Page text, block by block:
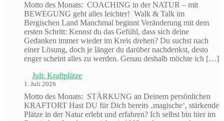
Motto des Monats: COACHING in der NATUR – mit
BEWEGUNG geht alles leichter! Walk & Talk im
Bergischen Land Manchmal beginnt Veränderung mit dem
ersten Schritt: Kennst du das Gefühl, dass sich deine
Gedanken immer wieder im Kreis drehen? Du suchst nach
einer Lösung, doch je länger du darüber nachdenkst, desto
enger scheint alles zu werden. Genau deshalb möchte ich […]
Juli: Kraftplätze
1. Juli 2026
Motto des Monats: STÄRKUNG an Deinem persönlichen
KRAFTORT Hast DU für Dich bereits ‚magische‘, stärkende
Plätze in der Natur erlebt und erfahren? Ich selbst bin hier im